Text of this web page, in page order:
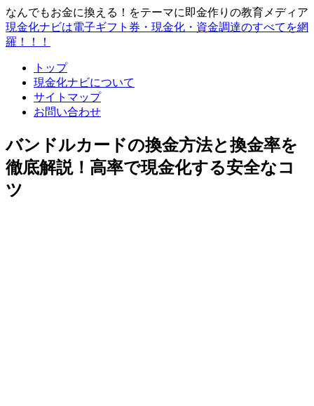
なんでもお金に換える！をテーマに即金作りの教育メディア
現金化ナビは電子ギフト券・現金化・資金調達のすべてを網
羅！！！
トップ
現金化ナビについて
サイトマップ
お問い合わせ
バンドルカードの換金方法と換金率を
徹底解説！高率で現金化する安全なコ
ツ